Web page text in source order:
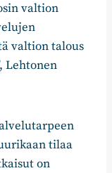
valtion
valtion talous
Lehtonen
tilaa
on